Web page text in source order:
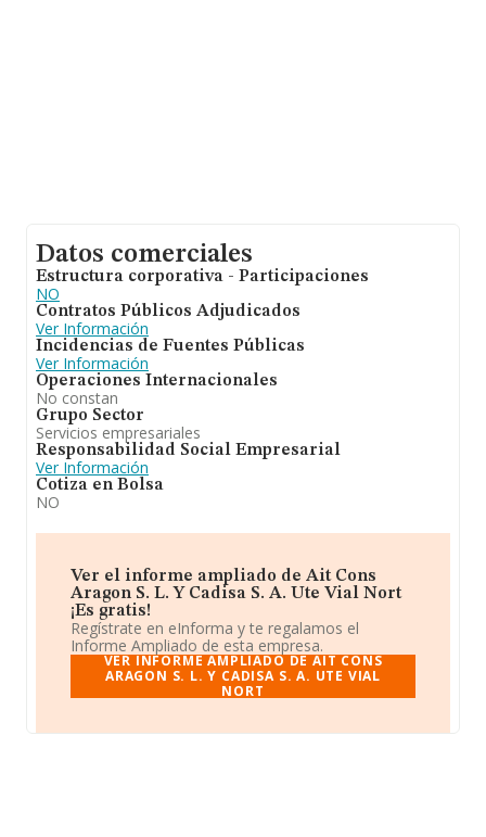
Datos comerciales
Estructura corporativa - Participaciones
NO
Contratos Públicos Adjudicados
Ver Información
Incidencias de Fuentes Públicas
Ver Información
Operaciones Internacionales
No constan
Grupo Sector
Servicios empresariales
Responsabilidad Social Empresarial
Ver Información
Cotiza en Bolsa
NO
Ver el informe ampliado de Ait Cons
Aragon S. L. Y Cadisa S. A. Ute Vial Nort
¡Es gratis!
Regístrate en eInforma y te regalamos el
Informe Ampliado de esta empresa.
VER INFORME AMPLIADO DE AIT CONS
ARAGON S. L. Y CADISA S. A. UTE VIAL
NORT